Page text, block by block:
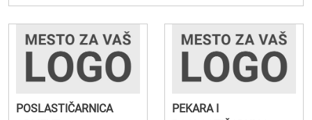
POSLASTIČARNICA
PEKARA I